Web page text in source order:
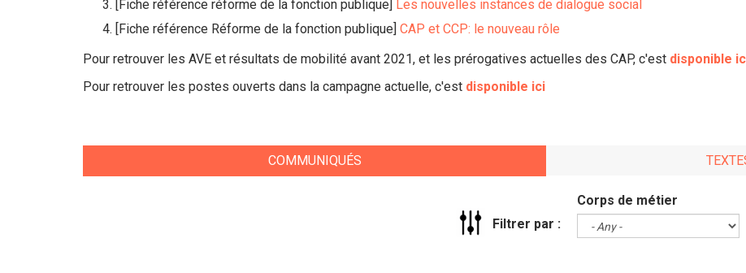
[Fiche référence réforme de la fonction publique] Les nouvelles instances de dialogue social
[Fiche référence Réforme de la fonction publique] CAP et CCP: le nouveau rôle
Pour retrouver les AVE et résultats de mobilité avant 2021, et les prérogatives actuelles des CAP, c'est disponible
Pour retrouver les postes ouverts dans la campagne actuelle, c'est disponible ici
COMMUNIQUÉS
Filtrer par :
Corps de métier